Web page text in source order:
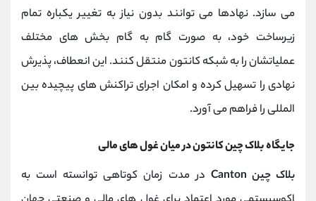
می ‌سازد. نهادها می ‌توانند بدون نیاز به تغییر یکباره تمام
زیرساخت خود، به صورت گام ‌به‌ گام بخش ‌های مختلف
عملیاتشان را به شبکه کانتون منتقل کنند. این انعطاف، پذیرش
نهادی را تسهیل کرده و امکان اجرای تراکنش‌ های پیچیده بین
‌المللی را فراهم می ‌آورد.
جایگاه بلاک چین کانتون در میان غول های مالی
بلاک چین Canton
در مدت زمان کوتاهی توانسته است به